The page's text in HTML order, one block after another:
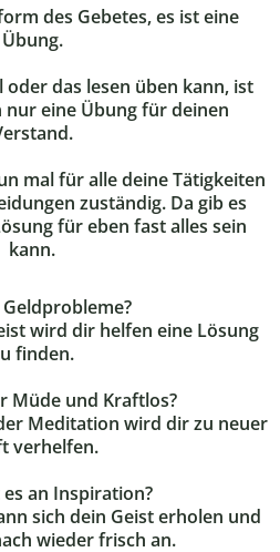
des Gebetes, es ist eine
Übung.
oder das lesen üben kann, ist
eine Übung für deinen
mal für alle deine Tätigkeiten
zuständig. Da gib es
für eben fast alles sein
kann.
wird dir helfen eine Lösung
finden.
Müde und Kraftlos?
Meditation wird dir zu neuer
verhelfen.
an Inspiration?
sich dein Geist erholen und
wieder frisch an.